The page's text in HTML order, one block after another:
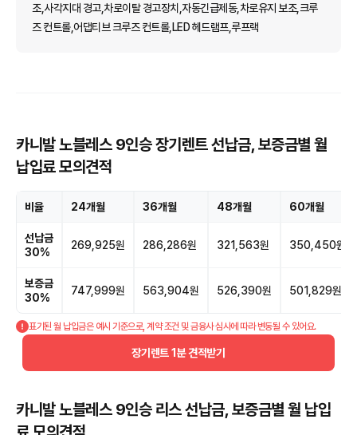
조,사각지대 경고,차로이탈 경고장치,자동긴급제동,차로유지 보조,크루
즈 컨트롤,어댑티브 크루즈 컨트롤,LED 헤드램프,루프랙
카니발 노블레스 9인승 장기렌트 선납금, 보증금별 월
납입료 모의견적
비율 24개월 36개월 48개월 60개월
선납금
30%
269,925원 286,286원 321,563원 350,450원
보증금
30%
747,999원 563,904원 526,390원 501,829원
표기된 월 납입금은 예시 기준으로, 계약 조건 및 금융사 심사에 따라 변동될 수 있어요.
장기렌트 1분 견적받기
카니발 노블레스 9인승 리스 선납금, 보증금별 월 납입